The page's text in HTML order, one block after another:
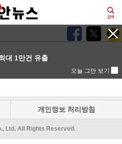
개인정보 처리방침
Ltd. All Rights Reserved.
대 1만건 유출
오늘 그만 보기